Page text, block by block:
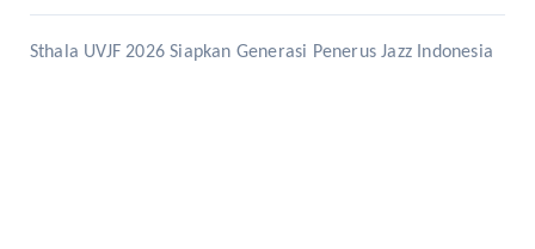
Sthala UVJF 2026 Siapkan Generasi Penerus Jazz Indonesia